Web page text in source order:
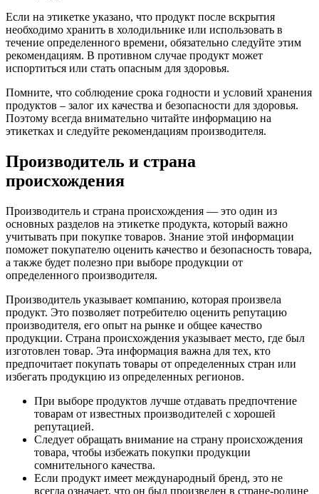
Если на этикетке указано, что продукт после вскрытия
необходимо хранить в холодильнике или использовать в
течение определенного времени, обязательно следуйте этим
рекомендациям. В противном случае продукт может
испортиться или стать опасным для здоровья.
Помните, что соблюдение срока годности и условий хранения
продуктов – залог их качества и безопасности для здоровья.
Поэтому всегда внимательно читайте информацию на
этикетках и следуйте рекомендациям производителя.
Производитель и страна
происхождения
Производитель и страна происхождения — это один из
основных разделов на этикетке продукта, который важно
учитывать при покупке товаров. Знание этой информации
поможет покупателю оценить качество и безопасность товара,
а также будет полезно при выборе продукции от
определенного производителя.
Производитель указывает компанию, которая произвела
продукт. Это позволяет потребителю оценить репутацию
производителя, его опыт на рынке и общее качество
продукции. Страна происхождения указывает место, где был
изготовлен товар. Эта информация важна для тех, кто
предпочитает покупать товары от определенных стран или
избегать продукцию из определенных регионов.
При выборе продуктов лучше отдавать предпочтение
товарам от известных производителей с хорошей
репутацией.
Следует обращать внимание на страну происхождения
товара, чтобы избежать покупки продукции
сомнительного качества.
Если продукт имеет международный бренд, это не
всегда означает, что он был произведен в стране-родине